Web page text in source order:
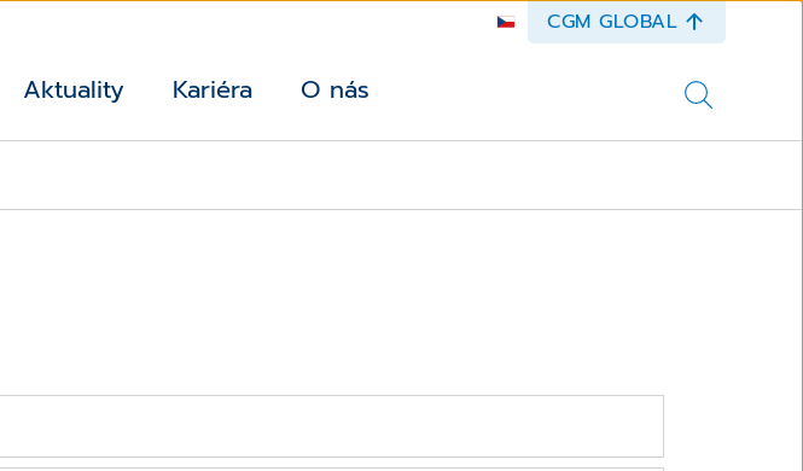
CGM GLOBAL
Aktuality Kariéra O nás